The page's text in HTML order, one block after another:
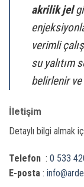
akrilik jel
verimli
su yalıtım
belirlenir ve
İletişim
Detaylı bilgi almak
Telefon : 0 533
E-posta :